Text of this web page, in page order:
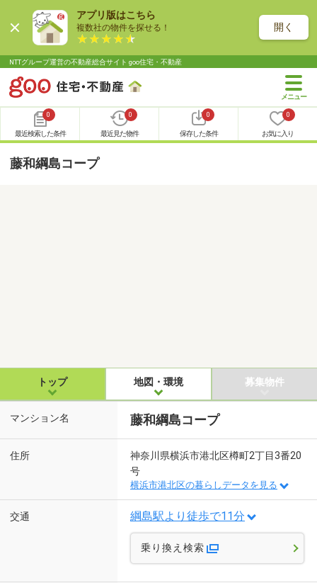
アプリ版はこちら
複数社の物件を探せる！ 開く
NTTグループ運営の不動産総合サイト goo住宅・不動産
0
最近検索した条件
0
最近見た物件
0
保存した条件
0
お気に入り
藤和綱島コープ
トップ 地図・環境 募集物件
マンション名 藤和綱島コープ
住所
神奈川県横浜市港北区樽町2丁目3番20
号
横浜市港北区の暮らしデータを見る
交通 綱島駅より徒歩で11分
乗り換え検索